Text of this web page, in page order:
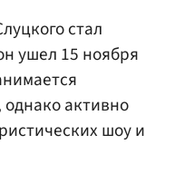
стал
ушел 15 ноября
активно
шоу и